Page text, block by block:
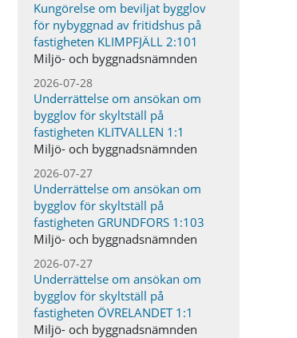
Kungörelse om beviljat bygglov
för nybyggnad av fritidshus på
fastigheten KLIMPFJÄLL 2:101
Miljö- och byggnadsnämnden
2026-07-28
Underrättelse om ansökan om
bygglov för skyltställ på
fastigheten KLITVALLEN 1:1
Miljö- och byggnadsnämnden
2026-07-27
Underrättelse om ansökan om
bygglov för skyltställ på
fastigheten GRUNDFORS 1:103
Miljö- och byggnadsnämnden
2026-07-27
Underrättelse om ansökan om
bygglov för skyltställ på
fastigheten ÖVRELANDET 1:1
Miljö- och byggnadsnämnden